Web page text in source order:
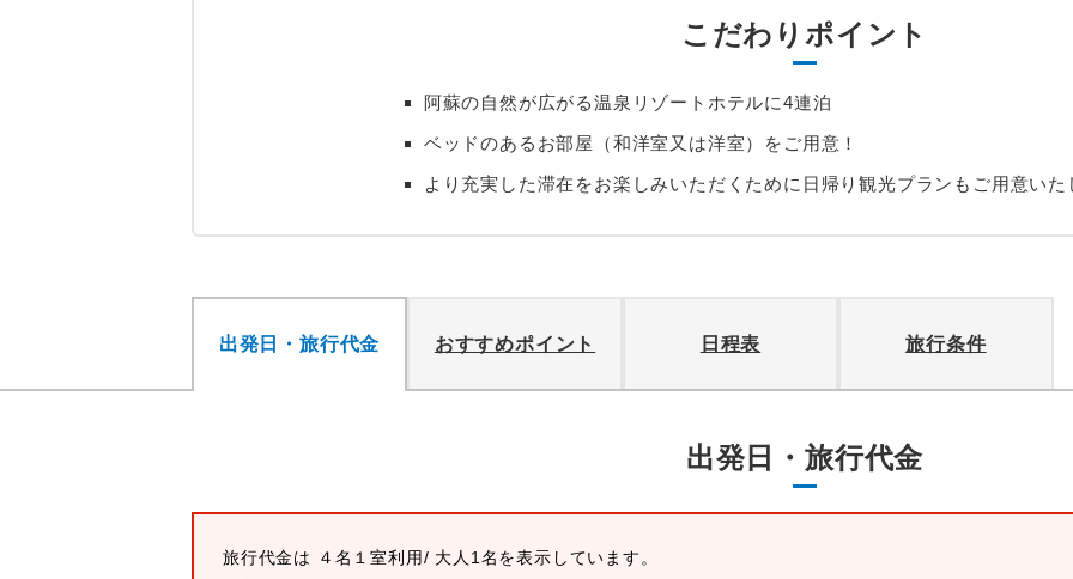
こだわりポイント
阿蘇の自然が広がる温泉リゾートホテルに4連泊
ベッドのあるお部屋（和洋室又は洋室）をご用意！
より充実した滞在をお楽しみいただくために日帰り観光プランもご用意いた
出発日・旅行代金 おすすめポイント 日程表 旅行条件
出発日・旅行代金
旅行代金は ４名１室利用/ 大人1名を表示しています。